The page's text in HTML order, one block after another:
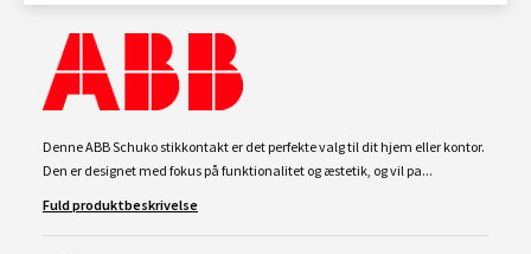
Denne ABB Schuko stikkontakt er det perfekte valg til dit hjem eller kontor.
Den er designet med fokus på funktionalitet og æstetik, og vil pa...
Fuld produktbeskrivelse